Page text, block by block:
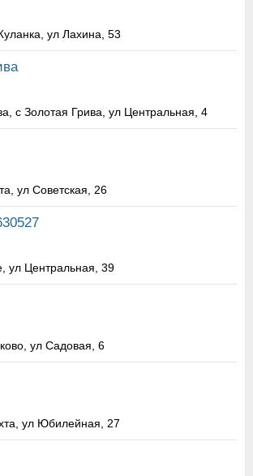
ул Лахина, 53
с Золотая Грива, ул Центральная, 4
ул Советская, 26
ул Центральная, 39
ул Садовая, 6
ул Юбилейная, 27